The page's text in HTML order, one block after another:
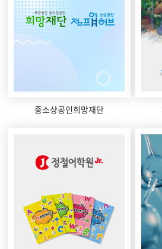
중소상공인희망재단